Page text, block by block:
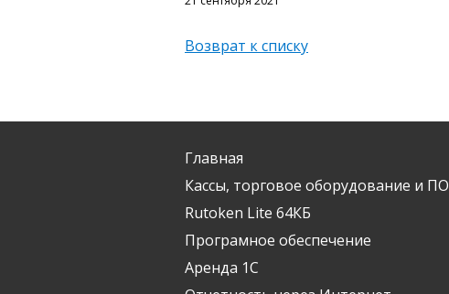
Возврат к списку
Главная
Кассы, торговое оборудование и ПО
Rutoken Lite 64КБ
Програмное обеспечение
Аренда 1С